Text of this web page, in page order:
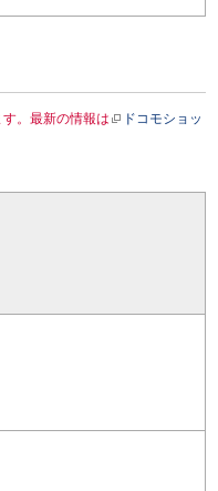
。最新の情報は
ドコモショッ